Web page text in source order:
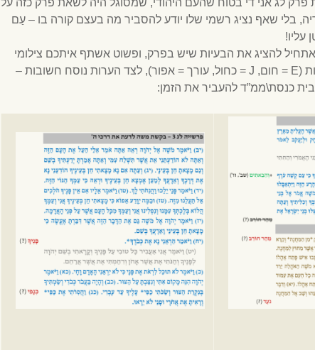
לג אני די בטוח שהעם היהודי, שמסוגל היה לשאת פרק כזה על
בלי שאף נציג רשמי שלו יודע להסביר מה בעצם קורה בו – עַם
עליו!
אתחיל להציג את הבעיות שיש בפרק, ופשוט אשתף איתכם צילומי
מסך של החלוקה למקורות (E = חום, J = כחול, עורך = אפור), לצד הערות נוסח חשובות –
כנסת\ממ”ד להעביר את הזמן: